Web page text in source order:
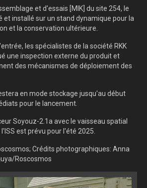
et d'essais [MIK] du site 254, le
et installé sur un stand dynamique pour la
et la conservation ultérieure.
les spécialistes de la société RKK
une inspection externe du produit et
des mécanismes de déploiement des
en mode stockage jusqu'au début
pour le lancement.
Soyouz-2.1a avec le vaisseau spatial
est prévu pour l'été 2025.
Crédits photographiques: Anna
Roscosmos